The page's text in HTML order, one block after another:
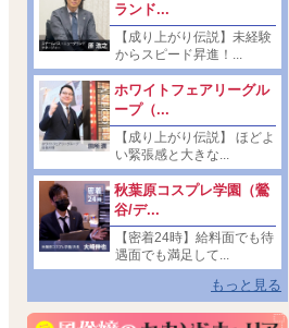
ランド...
【成り上がり伝説】未経験
からスピード昇進！...
ホワイトフェアリーグル
ープ（...
【成り上がり伝説】 ほどよ
い緊張感と大きな...
秋葉原コスプレ学園（鶯
谷/デ...
【密着24時】給料面でも待
遇面でも満足して...
もっと見る